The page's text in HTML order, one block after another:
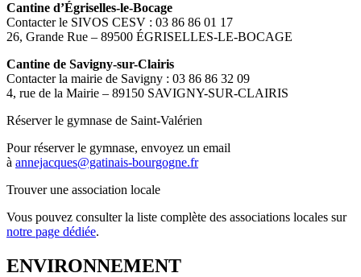
Cantine d’Égriselles-le-Bocage
Contacter le SIVOS CESV : 03 86 86 01 17
26, Grande Rue – 89500 ÉGRISELLES-LE-BOCAGE
Cantine de Savigny-sur-Clairis
Contacter la mairie de Savigny : 03 86 86 32 09
4, rue de la Mairie – 89150 SAVIGNY-SUR-CLAIRIS
Réserver le gymnase de Saint-Valérien
Pour réserver le gymnase, envoyez un email
à annejacques@gatinais-bourgogne.fr
Trouver une association locale
Vous pouvez consulter la liste complète des associations locales sur
notre page dédiée.
ENVIRONNEMENT